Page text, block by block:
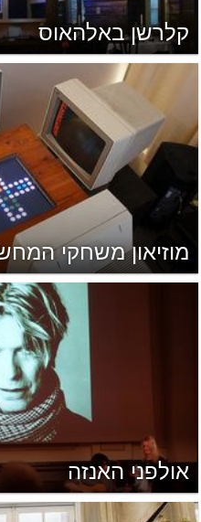
קלרשן באלהאוס
מוזיאון משחקי
אולפני האנזה